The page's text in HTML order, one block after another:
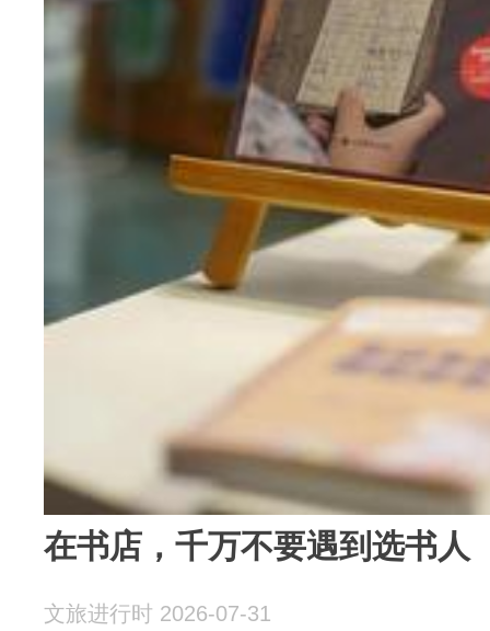
在书店，千万不要遇到选书人
文旅进行时 2026-07-31